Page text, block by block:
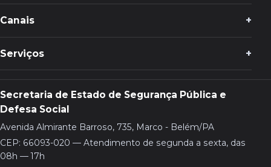
Canais
Serviços
Secretaria de Estado de Segurança Pública e
Defesa Social
Avenida Almirante Barroso, 735, Marco - Belém/PA
CEP: 66093-020 — Atendimento de segunda a sexta, das
08h — 17h